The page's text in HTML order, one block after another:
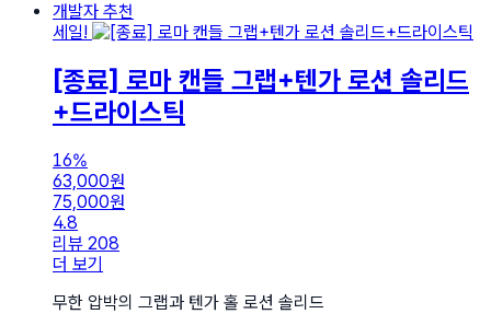
개발자 추천
세일!
[종료] 로마 캔들 그랩+텐가 로션 솔리드
+드라이스틱
16%
63,000원
75,000원
4.8
리뷰 208
더 보기
무한 압박의 그랩과 텐가 홀 로션 솔리드